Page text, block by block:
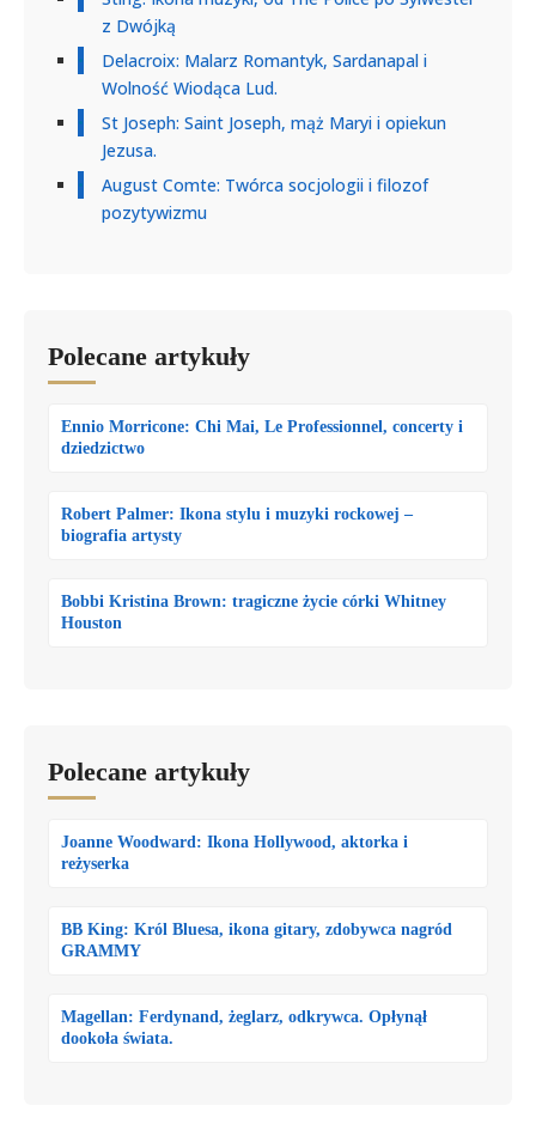
z Dwójką
Delacroix: Malarz Romantyk, Sardanapal i
Wolność Wiodąca Lud.
St Joseph: Saint Joseph, mąż Maryi i opiekun
Jezusa.
August Comte: Twórca socjologii i filozof
pozytywizmu
Polecane artykuły
Ennio Morricone: Chi Mai, Le Professionnel, concerty i
dziedzictwo
Robert Palmer: Ikona stylu i muzyki rockowej –
biografia artysty
Bobbi Kristina Brown: tragiczne życie córki Whitney
Houston
Polecane artykuły
Joanne Woodward: Ikona Hollywood, aktorka i
reżyserka
BB King: Król Bluesa, ikona gitary, zdobywca nagród
GRAMMY
Magellan: Ferdynand, żeglarz, odkrywca. Opłynął
dookoła świata.